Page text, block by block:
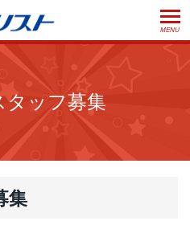
MENU
概要
タッフ募集
集